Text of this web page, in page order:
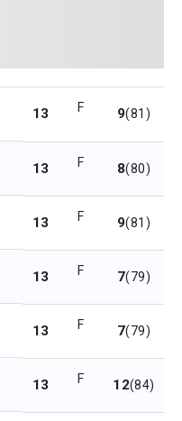
13 F 9(81)
13 F 8(80)
13 F 9(81)
13 F 7(79)
13 F 7(79)
13 F 12(84)